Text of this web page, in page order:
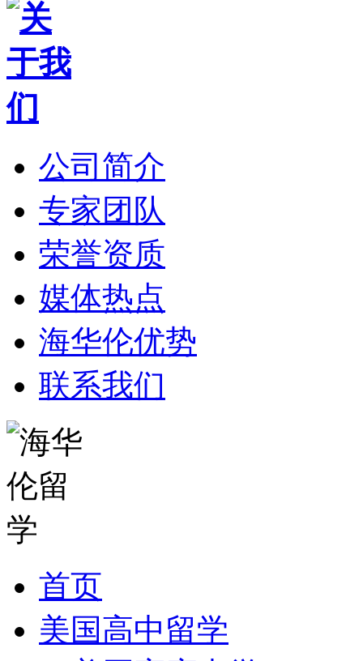
公司简介
专家团队
荣誉资质
媒体热点
海华伦优势
联系我们
首页
美国高中留学